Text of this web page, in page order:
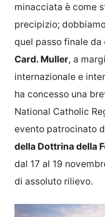
minacciata è come
precipizio;
quel passo finale da
Card. Muller, a
internazionale e
ha concesso una
National Catholic
evento patrocinato
della Dottrina della
dal 17 al 19
di assoluto rilievo.